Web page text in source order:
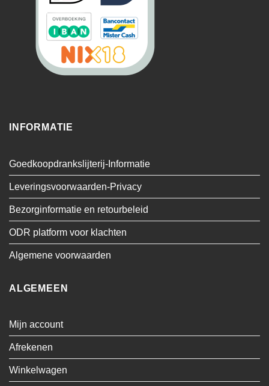
INFORMATIE
Goedkoopdrankslijterij-Informatie
Leveringsvoorwaarden-Privacy
Bezorginformatie en retourbeleid
ODR platform voor klachten
Algemene voorwaarden
ALGEMEEN
Mijn account
Afrekenen
Winkelwagen